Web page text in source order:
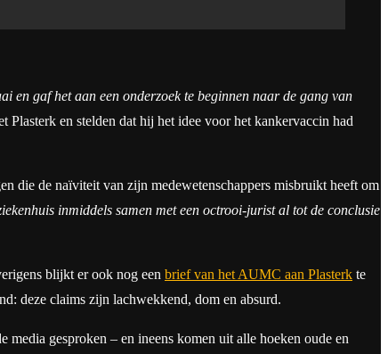
en gaf het aan een onderzoek te beginnen naar de gang van
en stelden dat hij het idee voor het kankervaccin had
die de naïviteit van zijn medewetenschappers misbruikt heeft om
inmiddels samen met een octrooi-jurist al tot de conclusie
blijkt er ook nog een brief van het AUMC aan Plasterk te
deze claims zijn lachwekkend, dom en absurd.
gesproken – en ineens komen uit alle hoeken oude en